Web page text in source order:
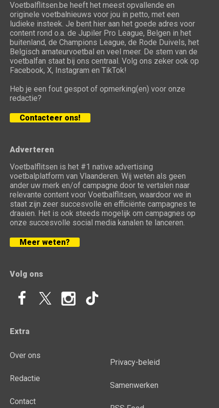
Voetbalflitsen.be heeft het meest opvallende en
originele voetbalnieuws voor jou in petto, met een
ludieke insteek. Je bent hier aan het goede adres voor
content rond o.a. de Jupiler Pro League, Belgen in het
buitenland, de Champions League, de Rode Duivels, het
Belgisch amateurvoetbal en veel meer. De stem van de
voetbalfan staat bij ons centraal. Volg ons zeker ook op
Facebook, X, Instagram en TikTok!
Heb je een fout gespot of opmerking(en) voor onze
redactie?
Contacteer ons!
Adverteren
Voetbalflitsen is het #1 native advertising
voetbalplatform van Vlaanderen. Wij weten als geen
ander uw merk en/of campagne door te vertalen naar
relevante content voor Voetbalflitsen, waardoor we in
staat zijn zeer succesvolle en efficiënte campagnes te
draaien. Het is ook steeds mogelijk om campagnes op
onze succesvolle social media kanalen te lanceren.
Meer weten?
Volg ons
Extra
Over ons
Redactie
Contact
Privacy-beleid
Samenwerken